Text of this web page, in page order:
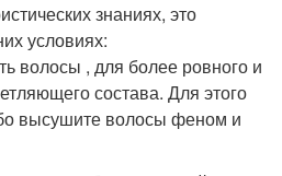
знаниях, это
условиях:
волосы , для более ровного и
состава. Для этого
высушите волосы феном и